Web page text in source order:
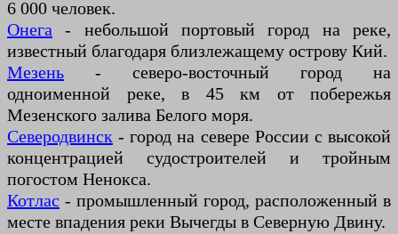
6 000 человек.
Онега - небольшой портовый город на реке,
известный благодаря близлежащему острову Кий.
Мезень - северо-восточный город на
одноименной реке, в 45 км от побережья
Мезенского залива Белого моря.
Северодвинск - город на севере России с высокой
концентрацией судостроителей и тройным
погостом Ненокса.
Котлас - промышленный город, расположенный в
месте впадения реки Вычегды в Северную Двину.